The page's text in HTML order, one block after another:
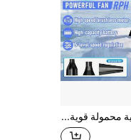
مروحة توربينية محمولة قوية، USB/نوع-C، بطاريتان ليثيوم 3000 مللي أمبير، تدفق هواء قوي مع ضبط متعدد السرعات، مناسبة للتنظيف (السيارة/الكمبيوتر)، إزالة الثلج، نفخ الأوراق، التبريد، الشواء، نافخ غبار قوي قابل للضبط للفجوات، مروحة قوية عنيفة، مروحة تبريد، نافخ عالي الطاقة، تدفق هواء فعال، ضروري للمنزل والتخييم